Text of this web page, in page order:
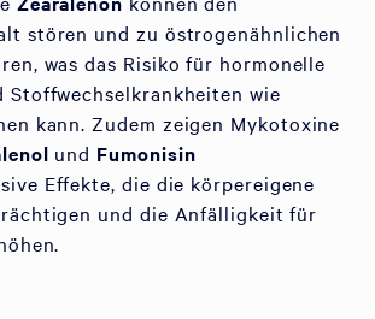
stören und zu östrogenähnlichen
was das Risiko für hormonelle
Stoffwechselkrankheiten wie
kann. Zudem zeigen Mykotoxine
und Fumonisin
Effekte, die die körpereigene
und die Anfälligkeit für